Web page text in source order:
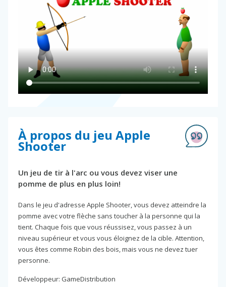
À propos du jeu Apple
Shooter
Un jeu de tir à l'arc ou vous devez viser une
pomme de plus en plus loin!
Dans le jeu d'adresse Apple Shooter, vous devez atteindre la
pomme avec votre flèche sans toucher à la personne qui la
tient. Chaque fois que vous réussisez, vous passez à un
niveau supérieur et vous vous éloignez de la cible. Attention,
vous êtes comme Robin des bois, mais vous ne devez tuer
personne.
Développeur: GameDistribution